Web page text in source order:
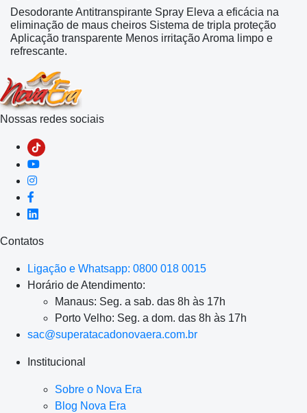
Desodorante Antitranspirante Spray Eleva a eficácia na
eliminação de maus cheiros Sistema de tripla proteção
Aplicação transparente Menos irritação Aroma limpo e
refrescante.
Nossas redes sociais
Contatos
Ligação e Whatsapp: 0800 018 0015
Horário de Atendimento:
Manaus: Seg. a sab. das 8h às 17h
Porto Velho: Seg. a dom. das 8h às 17h
sac@superatacadonovaera.com.br
Institucional
Sobre o Nova Era
Blog Nova Era